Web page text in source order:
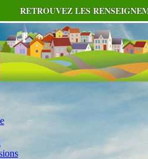
RETROUVEZ LES